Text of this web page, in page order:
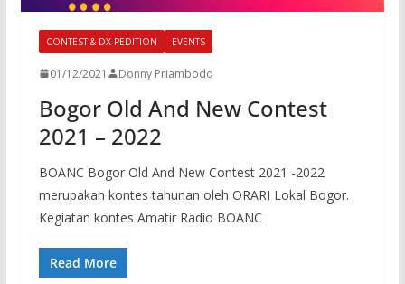
CONTEST & DX-PEDITION EVENTS
01/12/2021 Donny Priambodo
Bogor Old And New Contest
2021 – 2022
BOANC Bogor Old And New Contest 2021 -2022
merupakan kontes tahunan oleh ORARI Lokal Bogor.
Kegiatan kontes Amatir Radio BOANC
Read More